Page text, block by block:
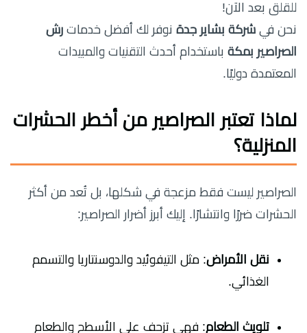
للقلق بعد الآن!
نحن في شركة بشاير جدة نوفر لك أفضل خدمات رش
الصراصير بمكة باستخدام أحدث التقنيات والمبيدات
المعتمدة دوليًا.
لماذا تعتبر الصراصير من أخطر الحشرات
المنزلية؟
الصراصير ليست فقط مزعجة في شكلها، بل تُعد من أكثر
الحشرات ضررًا وانتشارًا. إليك أبرز أضرار الصراصير:
نقل الأمراض: مثل التيفوئيد والدوسنتاريا والتسمم
الغذائي.
تلويث الطعام: فهي تزحف على الأسطح والطعام